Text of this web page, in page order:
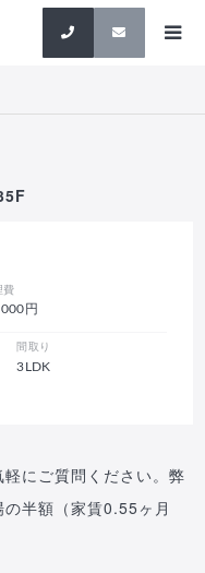
検索
費
円
間取り
3LDK
にご質問ください。弊
半額（家賃0.55ヶ月